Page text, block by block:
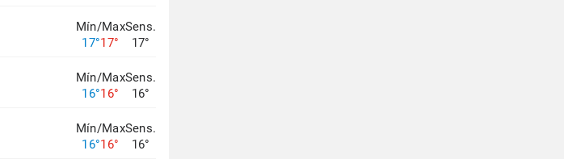
Mín/Max
17°17°
Sens.
17°
Mín/Max
16°16°
Sens.
16°
Mín/Max
16°16°
Sens.
16°